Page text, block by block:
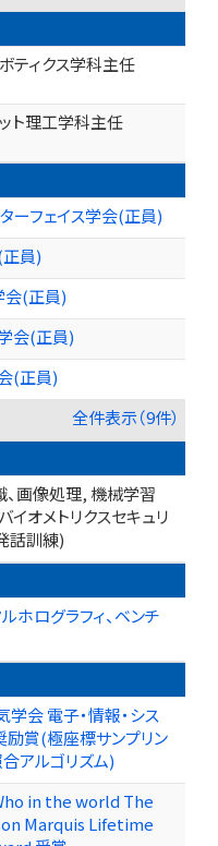
ティクス学科主任
ト理工学科主任
ーフェイス学会(正員)
員)
会(正員)
会(正員)
(正員)
全件表示（9件）
画像処理, 機械学習
オメトリクスセキュリ
話訓練)
ホログラフィ、ベンチ
会 電子・情報・シス
賞(極座標サンプリン
アルゴリズム)
in the world The
Marquis Lifetime